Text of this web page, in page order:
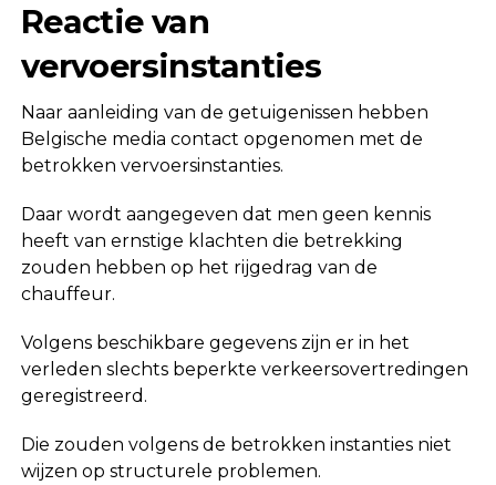
Reactie van
vervoersinstanties
Naar aanleiding van de getuigenissen hebben
Belgische media contact opgenomen met de
betrokken vervoersinstanties.
Daar wordt aangegeven dat men geen kennis
heeft van ernstige klachten die betrekking
zouden hebben op het rijgedrag van de
chauffeur.
Volgens beschikbare gegevens zijn er in het
verleden slechts beperkte verkeersovertredingen
geregistreerd.
Die zouden volgens de betrokken instanties niet
wijzen op structurele problemen.